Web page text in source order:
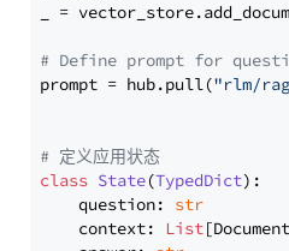
_ =
# Define prompt for
prompt = hub.pull("rlm/
# 定义应用状态
class State(TypedDict):
    question:
str
    context:
List